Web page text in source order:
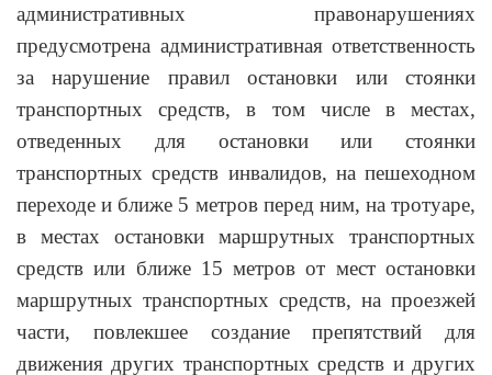
административных правонарушениях
предусмотрена административная ответственность
за нарушение правил остановки или стоянки
транспортных средств, в том числе в местах,
отведенных для остановки или стоянки
транспортных средств инвалидов, на пешеходном
переходе и ближе 5 метров перед ним, на тротуаре,
в местах остановки маршрутных транспортных
средств или ближе 15 метров от мест остановки
маршрутных транспортных средств, на проезжей
части, повлекшее создание препятствий для
движения других транспортных средств и других